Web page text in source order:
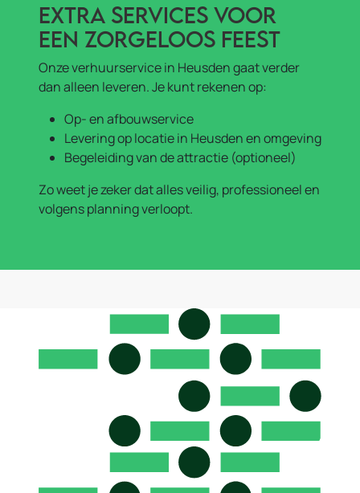
Extra services voor
een zorgeloos feest
Onze verhuurservice in Heusden gaat verder
dan alleen leveren. Je kunt rekenen op:
Op- en afbouwservice
Levering op locatie in Heusden en omgeving
Begeleiding van de attractie (optioneel)
Zo weet je zeker dat alles veilig, professioneel en
volgens planning verloopt.